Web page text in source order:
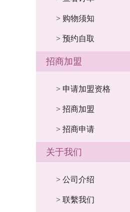
> 购物须知
> 预约自取
招商加盟
> 申请加盟资格
> 招商加盟
> 招商申请
关于我们
> 公司介绍
> 联繫我们